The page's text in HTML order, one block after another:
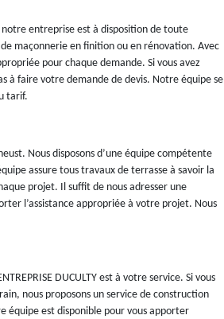
entreprise est à disposition de toute
maçonnerie en finition ou en rénovation. Avec
pour chaque demande. Si vous avez
à faire votre demande de devis. Notre équipe se
tarif.
Nous disposons d’une équipe compétente
assure tous travaux de terrasse à savoir la
projet. Il suffit de nous adresser une
l’assistance appropriée à votre projet. Nous
DUCULTY est à votre service. Si vous
nous proposons un service de construction
équipe est disponible pour vous apporter